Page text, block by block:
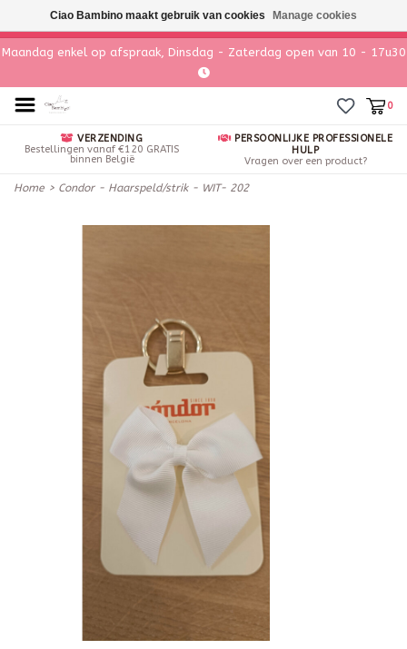
Maandag enkel op afspraak, Dinsdag - Zaterdag open van 10 - 17u30
0
VERZENDING
Bestellingen vanaf €120 GRATIS
binnen België
PERSOONLIJKE PROFESSIONELE
HULP
Vragen over een product?
Home > Condor - Haarspeld/strik - WIT- 202
Ciao Bambino maakt gebruik van cookies Manage cookies